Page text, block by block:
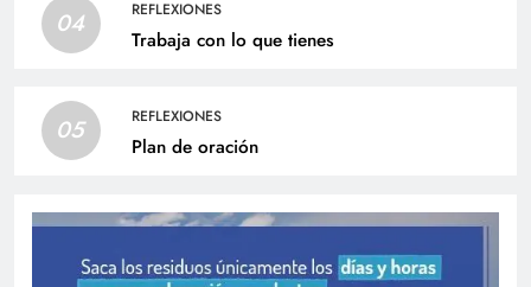
04 REFLEXIONES
Trabaja con lo que tienes
05 REFLEXIONES
Plan de oración